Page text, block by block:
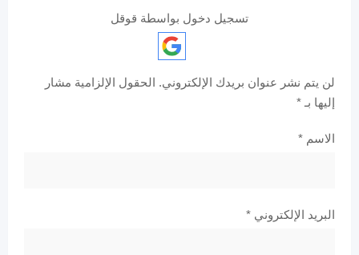
تسجيل دخول بواسطة قوقل
لن يتم نشر عنوان بريدك الإلكتروني. الحقول الإلزامية مشار
إليها بـ *
الاسم *
البريد الإلكتروني *